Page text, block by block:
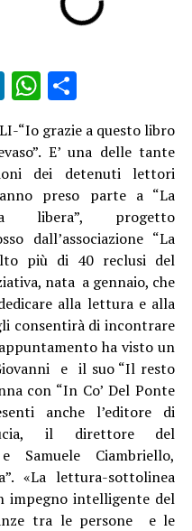
LinkedIn
WhatsApp
Condividi
“Io grazie a questo libro
E’ una delle tante
dei detenuti lettori
preso parte a “La
libera”, progetto
dall’associazione “La
più di 40 reclusi del
nata a gennaio, che
alla lettura e alla
consentirà di incontrare
ha visto un
e il suo “Il resto
con “In Co’ Del Ponte
anche l’editore di
il direttore del
Samuele Ciambriello,
«La lettura-sottolinea
impegno intelligente del
tra le persone e le